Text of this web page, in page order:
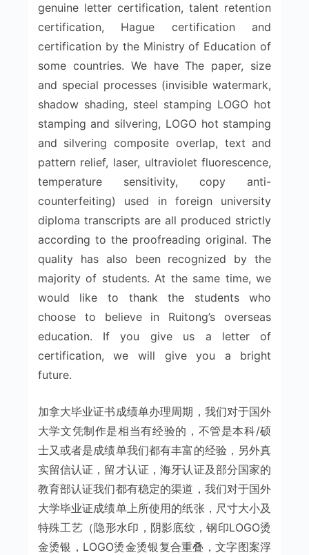
genuine letter certification, talent retention
certification, Hague certification and
certification by the Ministry of Education of
some countries. We have The paper, size
and special processes (invisible watermark,
shadow shading, steel stamping LOGO hot
stamping and silvering, LOGO hot stamping
and silvering composite overlap, text and
pattern relief, laser, ultraviolet fluorescence,
temperature sensitivity, copy anti-
counterfeiting) used in foreign university
diploma transcripts are all produced strictly
according to the proofreading original. The
quality has also been recognized by the
majority of students. At the same time, we
would like to thank the students who
choose to believe in Ruitong’s overseas
education. If you give us a letter of
certification, we will give you a bright
future.
加拿大毕业证书成绩单办理周期，我们对于国外
大学文凭制作是相当有经验的，不管是本科/硕
士又或者是成绩单我们都有丰富的经验，另外真
实留信认证，留才认证，海牙认证及部分国家的
教育部认证我们都有稳定的渠道，我们对于国外
大学毕业证成绩单上所使用的纸张，尺寸大小及
特殊工艺（隐形水印，阴影底纹，钢印LOGO烫
金烫银，LOGO烫金烫银复合重叠，文字图案浮